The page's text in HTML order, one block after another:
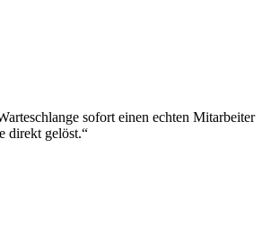
sofort einen echten Mitarbeiter
direkt gelöst.“